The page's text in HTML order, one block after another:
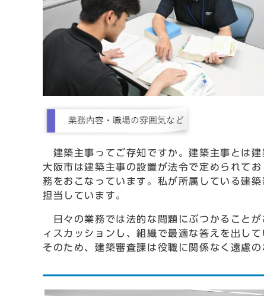
建築主事ってご存知ですか。建築主事とは
大阪市は建築主事の設置が法令で定められて
務をおこなっています。私が所属している建
担当しています。
日々の業務では法的な問題にぶつかること
ィスカッションし、組織で最適な答えを出し
そのため、建築審査課は役職に関係なく遠慮